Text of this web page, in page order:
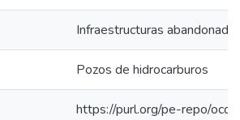
Infraestructuras
Pozos de hidrocarburos
https://purl.org/pe-repo/